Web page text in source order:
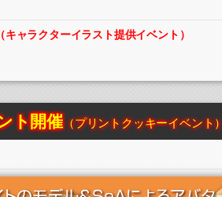
ャラクターイラスト提供イベント）
リントクッキーイベント）
ャラクターイラスト提供イベント）
ト開催 （プリントクッキーイベント）